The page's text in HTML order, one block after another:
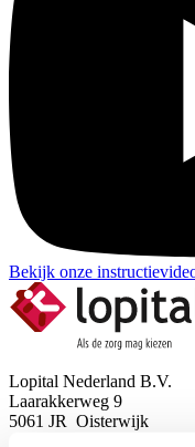
Bekijk onze
Lopital Nederland B.V.
Laarakkerweg 9
5061 JR Oisterwijk